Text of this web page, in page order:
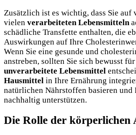
Zusätzlich ist es wichtig, dass Sie auf
vielen verarbeiteten Lebensmitteln
schädliche Transfette enthalten, die
Auswirkungen auf Ihre
Wenn Sie eine gesunde und
anstreben, sollten Sie sich bewusst für
unverarbeitete Lebensmittel
Hausmittel in Ihre Ernährung
natürlichen Nährstoffen basieren und
nachhaltig unterstützen.
Die Rolle der